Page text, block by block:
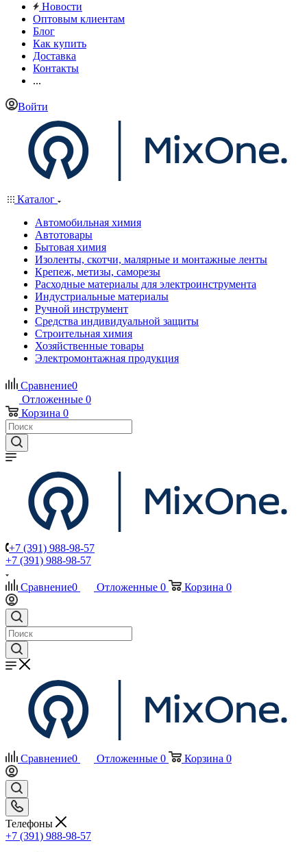
Новости
Оптовым клиентам
Блог
Как купить
Доставка
Контакты
...
Войти
Каталог
Автомобильная химия
Автотовары
Бытовая химия
Изоленты, скотчи, малярные и монтажные ленты
Крепеж, метизы, саморезы
Расходные материалы для электроинструмента
Индустриальные материалы
Ручной инструмент
Средства индивидуальной защиты
Строительная химия
Хозяйственные товары
Электромонтажная продукция
Сравнение0
Отложенные 0
Корзина 0
+7 (391) 988-98-57
+7 (391) 988-98-57
Сравнение0 Отложенные 0 Корзина 0
Сравнение0 Отложенные 0 Корзина 0
Телефоны
+7 (391) 988-98-57